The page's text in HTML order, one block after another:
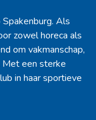
Als
zowel horeca als
om vakmanschap,
Met een sterke
in haar sportieve